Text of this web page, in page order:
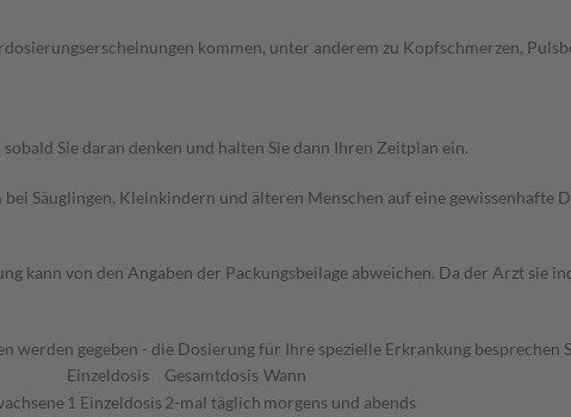
kommen, unter anderem zu Kopfschmerzen,
Sie daran denken und halten Sie dann Ihren Zeitplan ein.
Säuglingen, Kleinkindern und älteren Menschen auf eine
kann von den Angaben der Packungsbeilage abweichen. Da der Arzt
werden gegeben - die Dosierung für Ihre spezielle Erkrankung
Einzeldosis Gesamtdosis Wann
1 Einzeldosis 2-mal täglich morgens und abends